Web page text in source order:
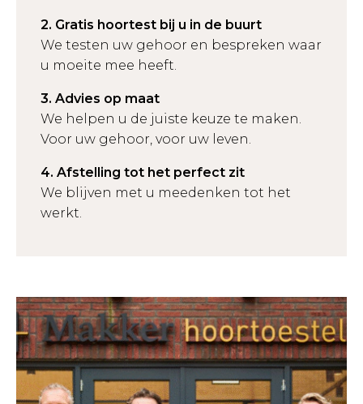
2. Gratis hoortest bij u in de buurt
We testen uw gehoor en bespreken waar
u moeite mee heeft.
3. Advies op maat
We helpen u de juiste keuze te maken.
Voor uw gehoor, voor uw leven.
4. Afstelling tot het perfect zit
We blijven met u meedenken tot het
werkt.